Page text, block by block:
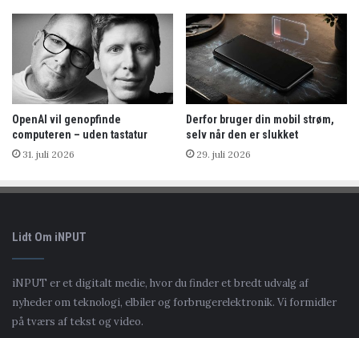
OpenAI vil genopfinde
computeren – uden tastatur
31. juli 2026
Derfor bruger din mobil strøm,
selv når den er slukket
29. juli 2026
Lidt Om iNPUT
iNPUT er et digitalt medie, hvor du finder et bredt udvalg af
nyheder om teknologi, elbiler og forbrugerelektronik. Vi formidler
på tværs af tekst og video.